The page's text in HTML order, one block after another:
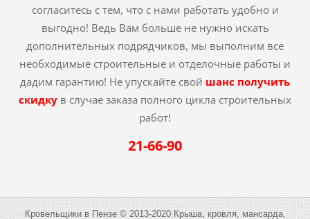
согласитесь с тем, что с нами работать удобно и
выгодно! Ведь Вам больше не нужно искать
дополнительных подрядчиков, мы выполним все
необходимые строительные и отделочные работы и
дадим гарантию! Не упускайте свой шанс получить
скидку в случае заказа полного цикла строительных
работ!
21-66-90
Кровельщики в Пензе © 2013-2020 Крыша, кровля, мансарда,